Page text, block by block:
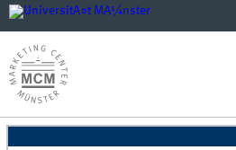
Pages